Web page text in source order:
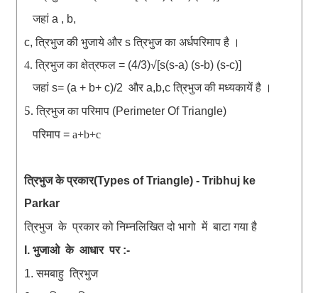
जहां a , b,
c,त्रिभुजकी भुजाये और sत्रिभुजका अर्धपरिमाप है ।
4.त्रिभुज का क्षेत्रफल = (4/3)√[s(s-a) (s-b) (s-c)]
जहां s= (a + b+ c)/2और a,b,cत्रिभुज कीमध्यकायें है ।
5. त्रिभुजका परिमाप (Perimeter Of Triangle)
परिमाप =a+b+c
त्रिभुजकेप्रकार(Types of Triangle) - Tribhuj ke
Parkar
त्रिभुज के प्रकार को निम्नलिखितदो भागो में बाटा गया है
I.भुजाओ के आधार पर:-
1.समबाहु त्रिभुज